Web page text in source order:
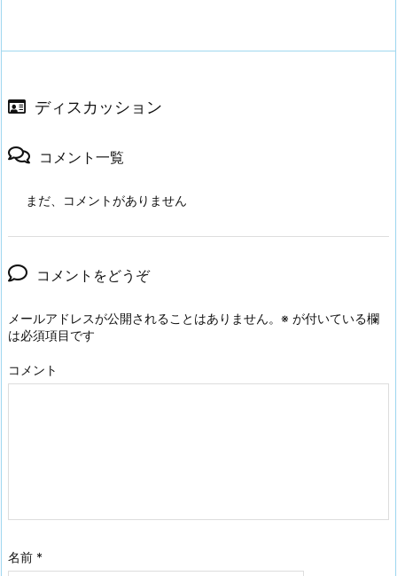
ディスカッション
コメント一覧
まだ、コメントがありません
コメントをどうぞ
メールアドレスが公開されることはありません。 ※ が付いている欄
は必須項目です
コメント
名前 *